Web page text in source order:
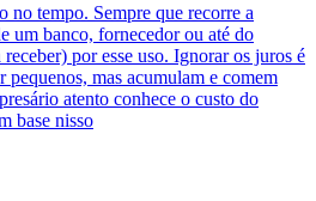
no tempo. Sempre que recorre a
um banco, fornecedor ou até do
por esse uso. Ignorar os juros é
pequenos, mas acumulam e comem
atento conhece o custo do
base nisso